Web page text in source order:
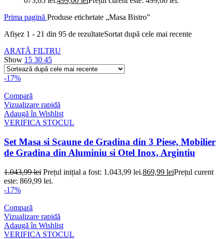
Prima pagină Produse etichetate „Masa Bistro”
Afișez 1 - 21 din 95 de rezultateSortat după cele mai recente
ARATĂ FILTRU
Show 15 30 45
-17%
Compară
Vizualizare rapidă
Adaugă în Wishlist
VERIFICA STOCUL
Set Masa si Scaune de Gradina din 3 Piese, Mobilier
de Gradina din Aluminiu si Otel Inox, Argintiu
1.043,99lei Prețul inițial a fost: 1.043,99 lei.869,99 leiPrețul curent
este: 869,99 lei.
-17%
Compară
Vizualizare rapidă
Adaugă în Wishlist
VERIFICA STOCUL